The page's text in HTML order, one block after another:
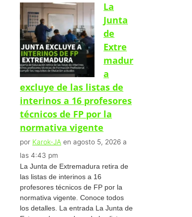
La
Junta
de
Extre
madur
a
excluye de las listas de
interinos a 16 profesores
técnicos de FP por la
normativa vigente
por Karok-JA en agosto 5, 2026 a
las 4:43 pm
La Junta de Extremadura retira de
las listas de interinos a 16
profesores técnicos de FP por la
normativa vigente. Conoce todos
los detalles. La entrada La Junta de